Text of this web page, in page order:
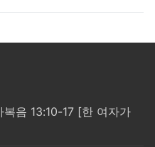
음 13:10-17 [한 여자가